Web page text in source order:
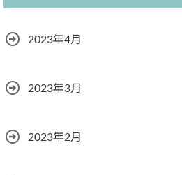
2023年4月
2023年3月
2023年2月